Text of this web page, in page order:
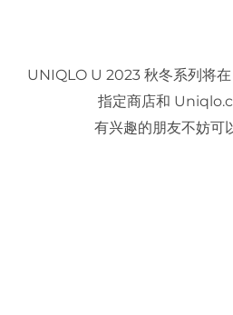
UNIQLO U 2023 秋冬系列将
指定商店和
有兴趣的朋友不妨可